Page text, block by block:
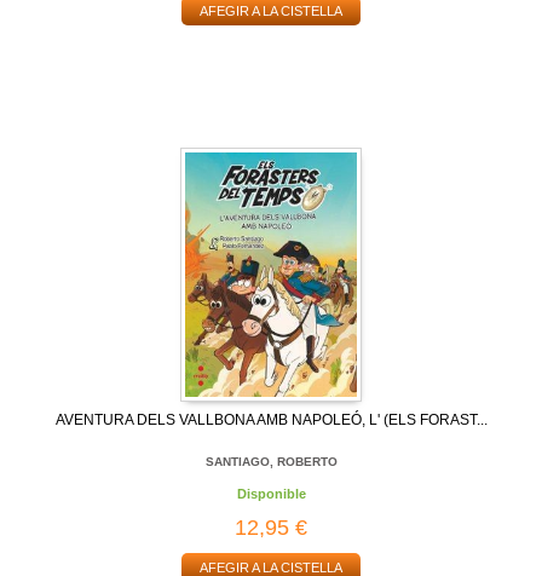
AFEGIR A LA CISTELLA
AVENTURA DELS VALLBONA AMB NAPOLEÓ, L' (ELS FORAST...
SANTIAGO, ROBERTO
Disponible
12,95 €
AFEGIR A LA CISTELLA